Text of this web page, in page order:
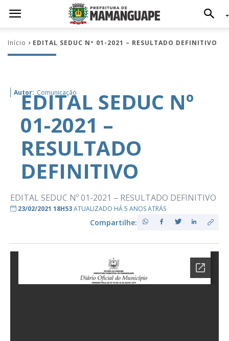
Início EDITAL SEDUC Nº 01-2021 – RESULTADO DEFINITIVO
Autor: Comunicação
EDITAL SEDUC Nº
01-2021 –
RESULTADO
DEFINITIVO
EDITAL SEDUC Nº 01-2021 – RESULTADO DEFINITIVO
23/02/2021 18H53ATUALIZADO HÁ 5 ANOS ATRÁS
Compartilhe: